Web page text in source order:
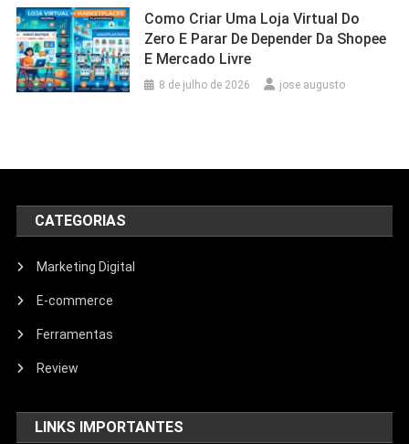
Como Criar Uma Loja Virtual Do
Zero E Parar De Depender Da Shopee
E Mercado Livre
8 de julho de 2026 jose augusto
CATEGORIAS
Marketing Digital
E-commerce
Ferramentas
Review
LINKS IMPORTANTES